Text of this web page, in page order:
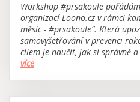
Workshop #prsakoule
organizací Loono.cz v rámci
měsíc - #prsakoule”. Která
samovyšetřování v prevenci
cílem je naučit, jak si správně
#prsakoule a odhalit tak
více